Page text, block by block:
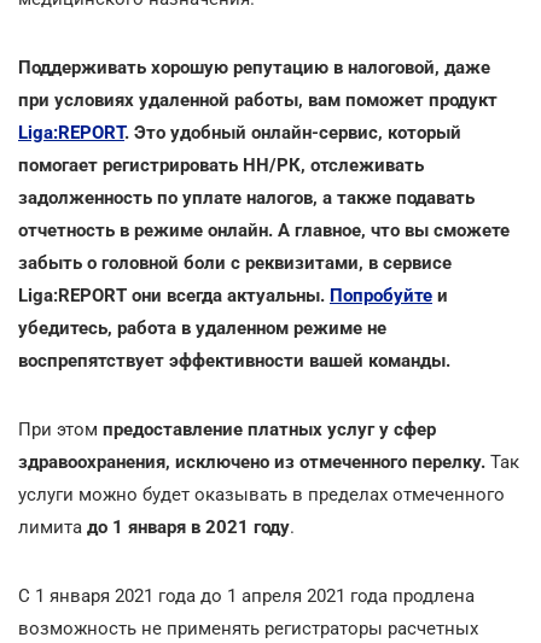
Поддерживать хорошую репутацию в налоговой, даже
при условиях удаленной работы, вам поможет продукт
Liga:REPORT. Это удобный онлайн-сервис, который
помогает регистрировать НН/РК, отслеживать
задолженность по уплате налогов, а также подавать
отчетность в режиме онлайн. А главное, что вы сможете
забыть о головной боли с реквизитами, в сервисе
Liga:REPORT они всегда актуальны. Попробуйте и
убедитесь, работа в удаленном режиме не
воспрепятствует эффективности вашей команды.
При этом предоставление платных услуг у сфер
здравоохранения, исключено из отмеченного перелку. Так
услуги можно будет оказывать в пределах отмеченного
лимита до 1 января в 2021 году.
С 1 января 2021 года до 1 апреля 2021 года продлена
возможность не применять регистраторы расчетных